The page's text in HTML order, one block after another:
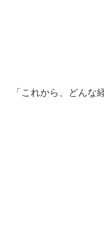
「これから、どんな